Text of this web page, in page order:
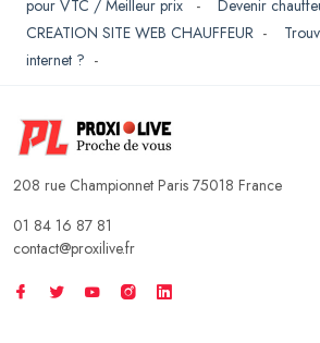
pour VTC / Meilleur prix
- Devenir
CREATION SITE WEB CHAUFFEUR -
internet ? -
208 rue Championnet Paris 75018 France
01 84 16 87 81
contact@proxilive.fr